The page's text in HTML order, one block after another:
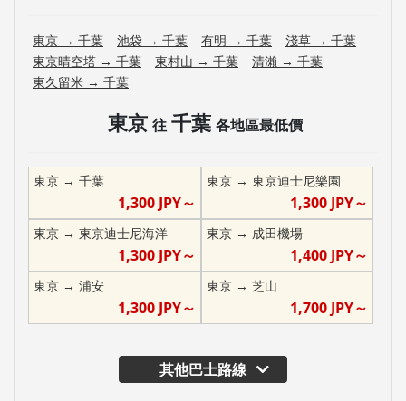
東京 → 千葉 池袋 → 千葉 有明 → 千葉 淺草 → 千葉
東京晴空塔 → 千葉 東村山 → 千葉 清瀨 → 千葉
東久留米 → 千葉
東京 往 千葉 各地區最低價
東京 → 千葉
1,300JPY～
東京→ 東京迪士尼樂園
1,300 JPY～
東京 → 東京迪士尼海洋
1,300JPY～
東京→ 成田機場
1,400 JPY～
東京 → 浦安
1,300JPY～
東京→ 芝山
1,700 JPY～
其他巴士路線